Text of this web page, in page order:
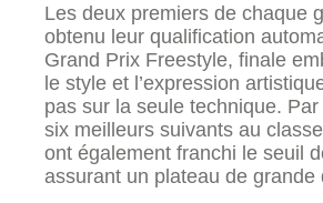
Les deux premiers de chaque
obtenu leur qualification
Grand Prix Freestyle, finale
le style et l’expression
pas sur la seule technique.
six meilleurs suivants au
ont également franchi le seuil
assurant un plateau de grande